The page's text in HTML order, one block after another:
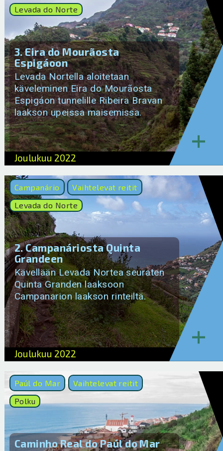
Levada do Norte
3. Eira do Mourãosta
Espigáoon
Levada Nortella aloitetaan
käveleminen Eira do Mourãosta
Espigáon tunnelille Ribeira Bravan
laakson upeissa maisemissa.
Joulukuu 2022
+
Campanário
Vaihtelevat reitit
Levada do Norte
2. Campanáriosta Quinta
Grandeen
Kävellään Levada Nortea seuraten
Quinta Granden laaksoon
Campanarion laakson rinteiltä.
Joulukuu 2022
+
Paúl do Mar
Vaihtelevat reitit
Polku
Caminho Real do Paúl do Mar